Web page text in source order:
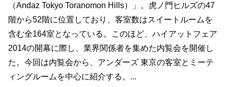
（Andaz Tokyo Toranomon Hills）」。虎ノ門ヒルズの47
階から52階に位置しており、客室数はスイートルームを
含む全164室となっている。このほど、ハイアットフェア
2014の開幕に際し、業界関係者を集めた内覧会を開催し
た。今回は内覧会から、アンダーズ 東京の客室とミーテ
ィングルームを中心に紹介する。...